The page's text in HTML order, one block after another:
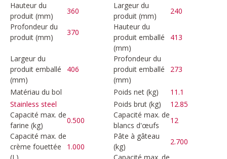
Hauteur du
produit (mm)
360
Largeur du
produit (mm)
240
Profondeur du
produit (mm)
370
Hauteur du
produit emballé
(mm)
413
Largeur du
produit emballé
(mm)
406
Profondeur du
produit emballé
(mm)
273
Matériau du bol
Stainless steel
Poids net (kg)
11.1
Poids brut (kg)
12.85
Capacité max. de
farine (kg)
0.500
Capacité max. de
blancs d'œufs
12
Capacité max. de
crème fouettée
1.000
Pâte à gâteau
(kg)
2.700